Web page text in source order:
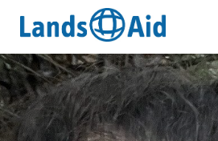
Inhalt
springen
HOME
PROJEKTE